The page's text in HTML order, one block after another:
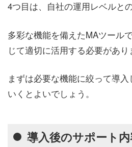
4つ目は、自社の運用レベルと
多彩な機能を備えたMAツール
じて適切に活用する必要があり
まずは必要な機能に絞って導
いくとよいでしょう。
導入後のサポート